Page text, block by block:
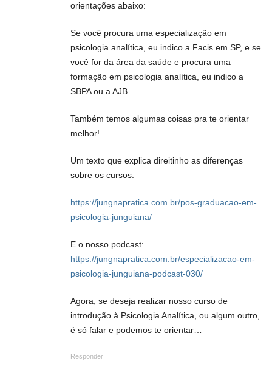
orientações abaixo:
Se você procura uma especialização em
psicologia analítica, eu indico a Facis em SP, e se
você for da área da saúde e procura uma
formação em psicologia analítica, eu indico a
SBPA ou a AJB.
Também temos algumas coisas pra te orientar
melhor!
Um texto que explica direitinho as diferenças
sobre os cursos:
https://jungnapratica.com.br/pos-graduacao-em-
psicologia-junguiana/
E o nosso podcast:
https://jungnapratica.com.br/especializacao-em-
psicologia-junguiana-podcast-030/
Agora, se deseja realizar nosso curso de
introdução à Psicologia Analítica, ou algum outro,
é só falar e podemos te orientar…
Responder